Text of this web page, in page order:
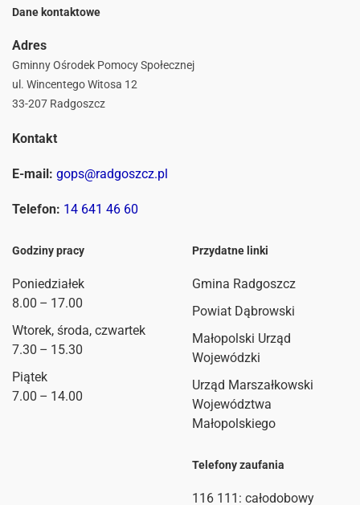
Dane kontaktowe
Adres
Gminny Ośrodek Pomocy Społecznej
ul. Wincentego Witosa 12
33-207 Radgoszcz
Kontakt
E-mail: gops@radgoszcz.pl
Telefon: 14 641 46 60
Godziny pracy
Poniedziałek
8.00 – 17.00
Wtorek, środa, czwartek
7.30 – 15.30
Piątek
7.00 – 14.00
Przydatne linki
Gmina Radgoszcz
Powiat Dąbrowski
Małopolski Urząd
Wojewódzki
Urząd Marszałkowski
Województwa
Małopolskiego
Telefony zaufania
116 111 : całodobowy